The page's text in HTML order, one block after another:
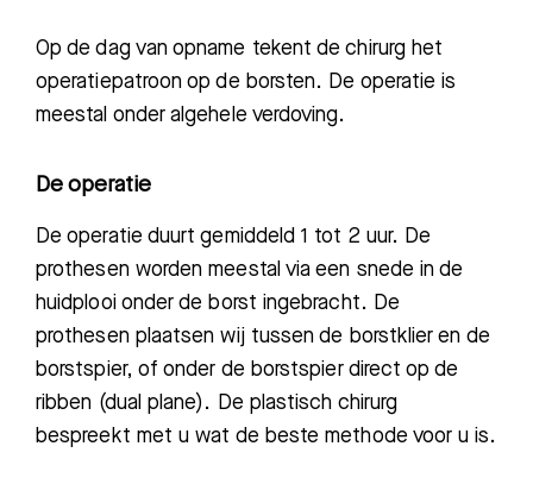
Zoeken
Afspraak maken
Afdelingen
Op de dag van opname tekent de chirurg het
operatiepatroon op de borsten. De operatie is
meestal onder algehele verdoving.
De operatie
De operatie duurt gemiddeld 1 tot 2 uur. De
prothesen worden meestal via een snede in de
huidplooi onder de borst ingebracht. De
prothesen plaatsen wij tussen de borstklier en de
borstspier, of onder de borstspier direct op de
ribben (dual plane). De plastisch chirurg
bespreekt met u wat de beste methode voor u is.